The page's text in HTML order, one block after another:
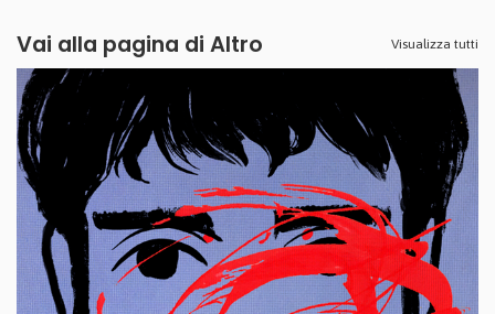
Vai alla pagina di Altro Visualizza tutti